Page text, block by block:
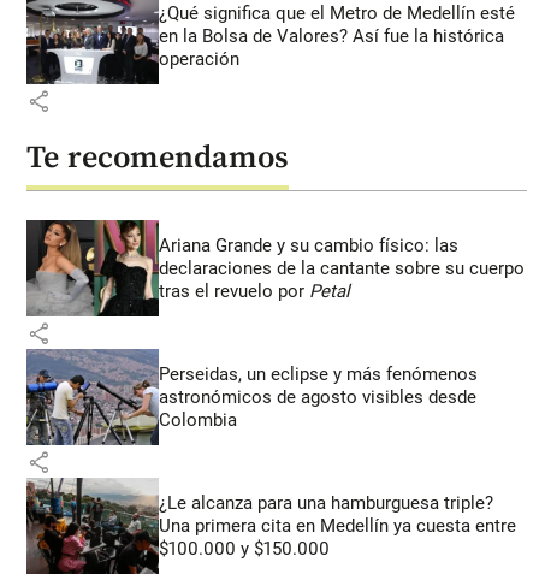
¿Qué significa que el Metro de Medellín esté
en la Bolsa de Valores? Así fue la histórica
operación
share
Te recomendamos
Ariana Grande y su cambio físico: las
declaraciones de la cantante sobre su cuerpo
tras el revuelo por Petal
share
Perseidas, un eclipse y más fenómenos
astronómicos de agosto visibles desde
Colombia
share
¿Le alcanza para una hamburguesa triple?
Una primera cita en Medellín ya cuesta entre
$100.000 y $150.000